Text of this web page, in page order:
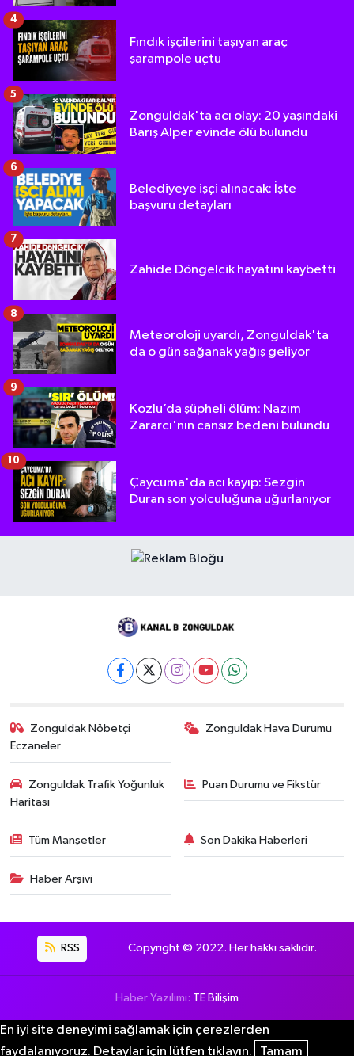
Fındık işçilerini taşıyan araç
şarampole uçtu
4
Zonguldak'ta acı olay: 20 yaşındaki
Barış Alper evinde ölü bulundu
5
Belediyeye işçi alınacak: İşte
başvuru detayları
6
Zahide Döngelcik hayatını kaybetti
7
Meteoroloji uyardı, Zonguldak'ta
da o gün sağanak yağış geliyor
8
Kozlu’da şüpheli ölüm: Nazım
Zararcı'nın cansız bedeni bulundu
9
Çaycuma'da acı kayıp: Sezgin
Duran son yolculuğuna uğurlanıyor
10
Zonguldak Nöbetçi
Eczaneler
Zonguldak Hava Durumu
Zonguldak Trafik Yoğunluk
Haritası
Puan Durumu ve Fikstür
Tüm Manşetler Son Dakika Haberleri
Haber Arşivi
RSS Copyright © 2022. Her hakkı saklıdır.
Haber Yazılımı: TE Bilişim
En iyi site deneyimi sağlamak için çerezlerden
faydalanıyoruz. Detaylar için lütfen tıklayın.
Tamam